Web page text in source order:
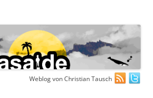
Weblog von Christian Tausch